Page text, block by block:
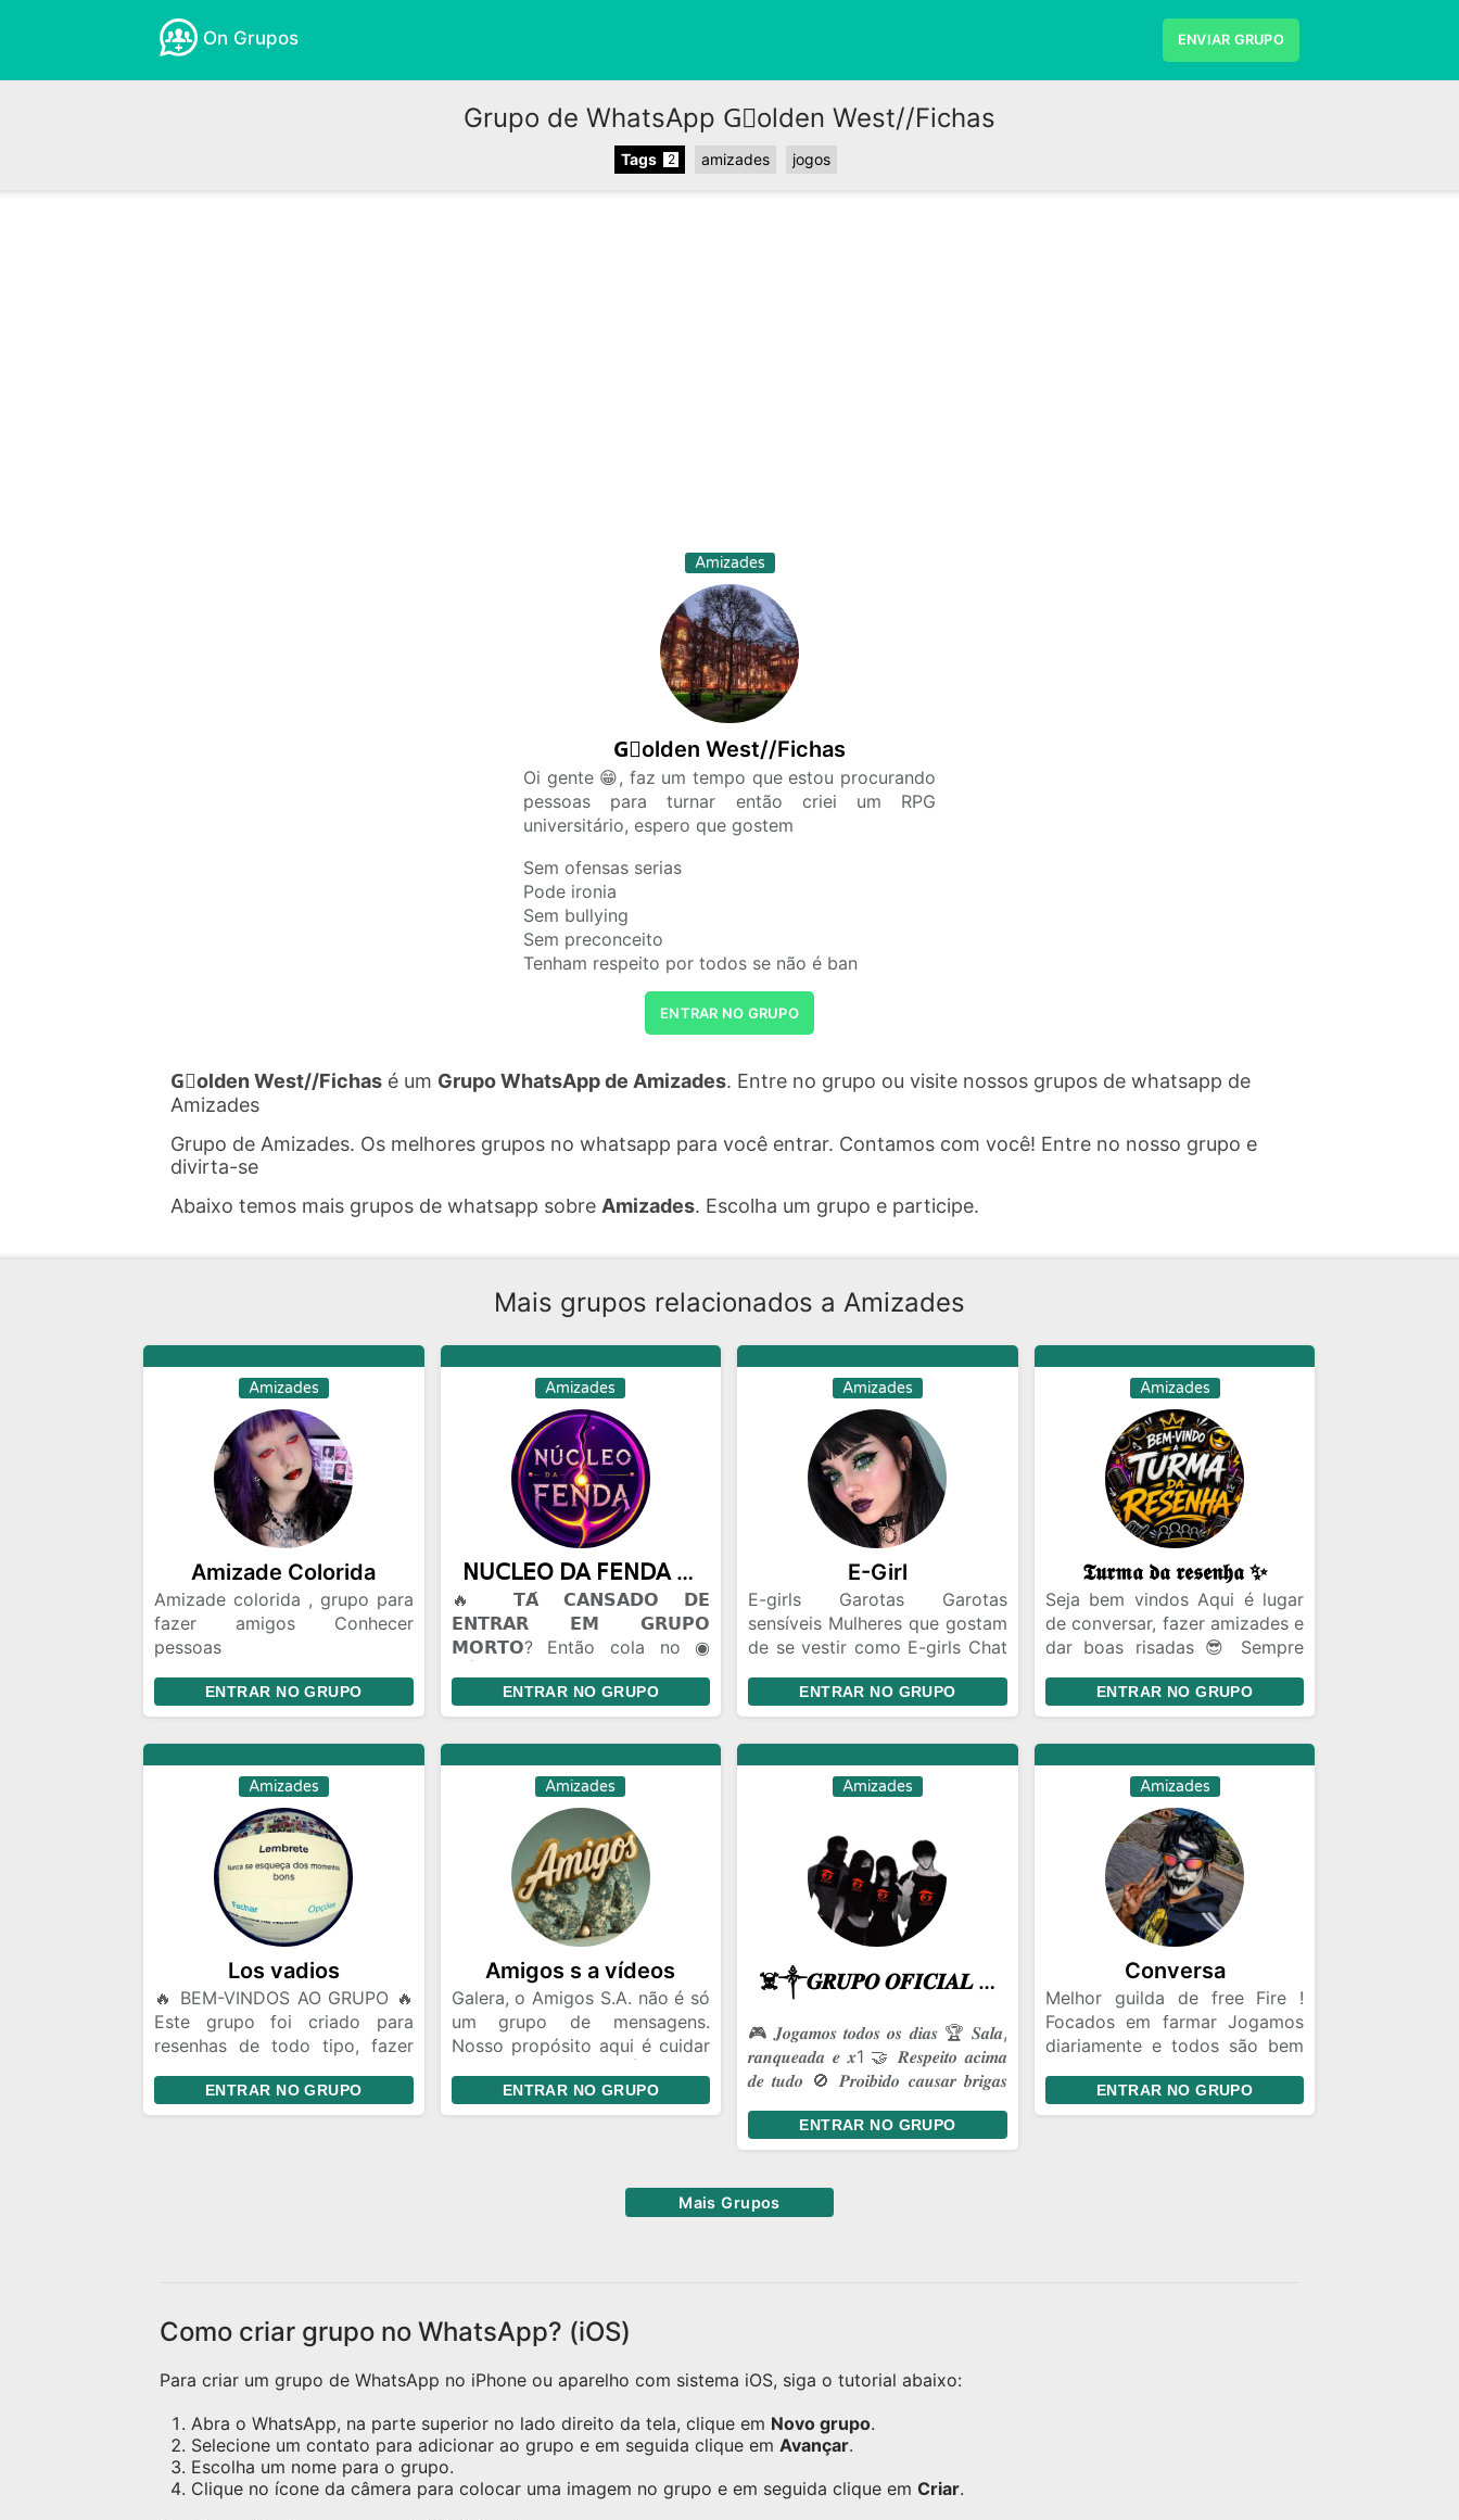
On Grupos ENVIAR GRUPO
Grupo de WhatsApp G⃢olden West//Fichas
Tags 2 amizades jogos
Amizades
G⃢olden West//Fichas
Oi gente 😁, faz um tempo que estou procurando
pessoas para turnar então criei um RPG
universitário, espero que gostem
Sem ofensas serias
Pode ironia
Sem bullying
Sem preconceito
Tenham respeito por todos se não é ban
ENTRAR NO GRUPO
G⃢olden West//Fichas é um Grupo WhatsApp de Amizades. Entre no grupo ou visite nossos grupos de whatsapp de
Amizades
Grupo de Amizades. Os melhores grupos no whatsapp para você entrar. Contamos com você! Entre no nosso grupo e
divirta-se
Abaixo temos mais grupos de whatsapp sobre Amizades. Escolha um grupo e participe.
Mais grupos relacionados a Amizades
Amizades
Amizade Colorida
Amizade colorida , grupo para
fazer amigos Conhecer
pessoas
colorida ou algo mais Chat e
bate papo Gincanas Chamadas
de vídeo em grupo Marcar
encontros Amizades com
Segundas intenções
ENTRAR NO GRUPO
Amizades
𝖭𝖴𝖢𝖫𝖤𝖮 𝖣𝖠 𝖥𝖤𝖭𝖣𝖠 ◉ 100m
🔥 𝗧𝗔́ 𝗖𝗔𝗡𝗦𝗔𝗗𝗢 𝗗𝗘
𝗘𝗡𝗧𝗥𝗔𝗥 𝗘𝗠 𝗚𝗥𝗨𝗣𝗢
𝗠𝗢𝗥𝗧𝗢? Então cola no ◉
𝗣𝗔𝗣𝗢 𝗙𝗟𝗨𝗜... 😂 Zoeira pesada
(☠️🫣). 🤝 Amizades novas 🤡.
🔥 Flerte liberado +18. 🎈
𝗩𝗢𝗖Ê 𝗣𝗢𝗗𝗘 𝗘𝗡𝗧𝗥𝗔𝗥 𝗦𝗘𝗠
𝗖𝗢𝗡𝗛𝗘𝗖𝗘𝗥 𝗡𝗜𝗡𝗚𝗨É𝗠. Todo
mundo começa assim. Talvez
você encontre um amigo...
Talvez um contatinho... Talvez
alguém que vire parte da sua
rotina. 😏🔥 📣 𝗘𝗡𝗧𝗥𝗔... ✔
Pessoal conversa. ✔ Memes. ✔
Flertes.
ENTRAR NO GRUPO
Amizades
E-Girl
E-girls Garotas Garotas
sensíveis Mulheres que gostam
de se vestir como E-girls Chat
Gincanas Bate Papo Conhecer
pessoas de todo Brasil
Relacionamento Namoro a
distância
ENTRAR NO GRUPO
Amizades
𝕿𝖚𝖗𝖒𝖆 𝖉𝖆 𝖗𝖊𝖘𝖊𝖓𝖍𝖆 ✨
Seja bem vindos Aqui é lugar
de conversar, fazer amizades e
dar boas risadas 😎 Sempre
ENTRAR NO GRUPO
Amizades
Los vadios
🔥 BEM-VINDOS AO GRUPO 🔥
Este grupo foi criado para
resenhas de todo tipo, fazer
ideias e se divertir. 📌
Divulgação de Instagram: Você
e faça novas amizades!
ENTRAR NO GRUPO
Amizades
Amigos s a vídeos
Galera, o Amigos S.A. não é só
um grupo de mensagens.
Nosso propósito aqui é cuidar
lugar onde a gente pode ser
quem a gente é, dar risada das
acontecer, a gente continue
sendo essa turma unida.
ENTRAR NO GRUPO
Amizades
☠️༒𝑮𝑹𝑼𝑷𝑶 𝑶𝑭𝑰𝑪𝑰𝑨𝑳 𝑭𝑭༒☠️
🎮 𝑱𝒐𝒈𝒂𝒎𝒐𝒔 𝒕𝒐𝒅𝒐𝒔 𝒐𝒔 𝒅𝒊𝒂𝒔 🏆 𝑺𝒂𝒍𝒂,
𝒓𝒂𝒏𝒒𝒖𝒆𝒂𝒅𝒂 𝒆 𝒙1 🤝 𝑹𝒆𝒔𝒑𝒆𝒊𝒕𝒐 𝒂𝒄𝒊𝒎𝒂
𝒅𝒆 𝒕𝒖𝒅𝒐 🚫 𝑷𝒓𝒐𝒊𝒃𝒊𝒅𝒐 𝒄𝒂𝒖𝒔𝒂𝒓 𝒃𝒓𝒊𝒈𝒂𝒔
ENTRAR NO GRUPO
Amizades
Conversa
Melhor guilda de free Fire !
Focados em farmar Jogamos
diariamente e todos são bem
limite 🔫🥷🏿🐺
ENTRAR NO GRUPO
Mais Grupos
Como criar grupo no WhatsApp? (iOS)
Para criar um grupo de WhatsApp no iPhone ou aparelho com sistema iOS, siga o tutorial abaixo:
Abra o WhatsApp, na parte superior no lado direito da tela, clique em Novo grupo.
Selecione um contato para adicionar ao grupo e em seguida clique em Avançar.
Escolha um nome para o grupo.
Clique no ícone da câmera para colocar uma imagem no grupo e em seguida clique em Criar.